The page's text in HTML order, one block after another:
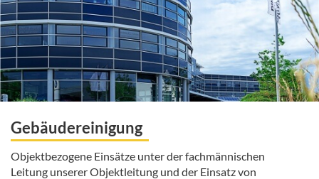
Gebäudereinigung
Objektbezogene Einsätze unter der fachmännischen
Leitung unserer Objektleitung und der Einsatz von